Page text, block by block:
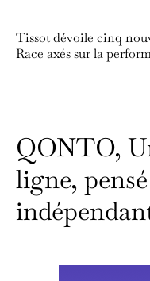
Tissot dévoile cinq
Race axés sur la
QONTO,
ligne,